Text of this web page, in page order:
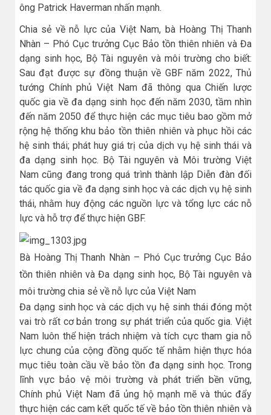
ông Patrick Haverman nhấn mạnh.
Chia sẻ về nỗ lực của Việt Nam, bà Hoàng Thị Thanh
Nhàn – Phó Cục trưởng Cục Bảo tồn thiên nhiên và Đa
dạng sinh học, Bộ Tài nguyên và môi trường cho biết:
Sau đạt được sự đồng thuận về GBF năm 2022, Thủ
tướng Chính phủ Việt Nam đã thông qua Chiến lược
quốc gia về đa dạng sinh học đến năm 2030, tầm nhìn
đến năm 2050 để thực hiện các mục tiêu bao gồm mở
rộng hệ thống khu bảo tồn thiên nhiên và phục hồi các
hệ sinh thái; phát huy giá trị của dịch vụ hệ sinh thái và
đa dạng sinh học. Bộ Tài nguyên và Môi trường Việt
Nam cũng đang trong quá trình thành lập Diễn đàn đối
tác quốc gia về đa dạng sinh học và các dịch vụ hệ sinh
thái, nhằm huy động các nguồn lực và tổng lực các nỗ
lực và hỗ trợ để thực hiện GBF.
Bà Hoàng Thị Thanh Nhàn – Phó Cục trưởng Cục Bảo
tồn thiên nhiên và Đa dạng sinh học, Bộ Tài nguyên và
môi trường chia sẻ về nỗ lực của Việt Nam
Đa dạng sinh học và các dịch vụ hệ sinh thái đóng một
vai trò rất cơ bản trong sự phát triển của quốc gia. Việt
Nam luôn thể hiện trách nhiệm và tích cực tham gia nỗ
lực chung của cộng đồng quốc tế nhằm hiện thực hóa
mục tiêu toàn cầu về bảo tồn đa dạng sinh học. Trong
lĩnh vực bảo vệ môi trường và phát triển bền vững,
Chính phủ Việt Nam đã ủng hộ mạnh mẽ và thúc đẩy
thực hiện các cam kết quốc tế về bảo tồn thiên nhiên và